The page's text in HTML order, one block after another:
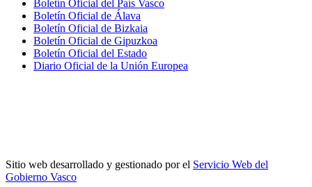
Boletín Oficial del País Vasco
Boletín Oficial de Álava
Boletín Oficial de Bizkaia
Boletín Oficial de Gipuzkoa
Boletín Oficial del Estado
Diario Oficial de la Unión Europea
Sitio web desarrollado y gestionado por el Servicio Web del
Gobierno Vasco